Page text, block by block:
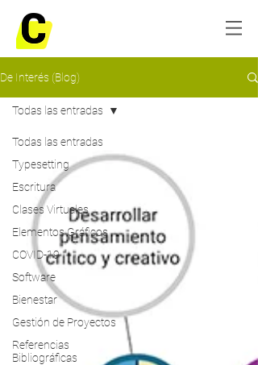
De Interés (Blog)
Todas las entradas
Typesetting
Escritura
Clases Virtuales
Elementos Gráficos
COVID-19
Software
Bienestar
Gestión de Proyectos
Referencias
Bibliográficas
Todas las entradas